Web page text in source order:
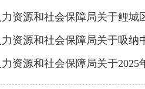
资源和社会保障局关于鲤城
资源和社会保障局关于吸
资源和社会保障局关于